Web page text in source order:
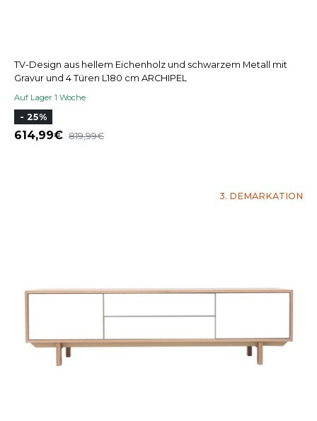
TV-Design aus hellem Eichenholz und schwarzem Metall mit
Gravur und 4 Türen L180 cm ARCHIPEL
Auf Lager 1 Woche
- 25%
614,99 819,99
3. DEMARKATION